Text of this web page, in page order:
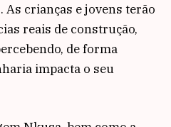
crianças e jovens terão
reais de construção,
de forma
impacta o seu